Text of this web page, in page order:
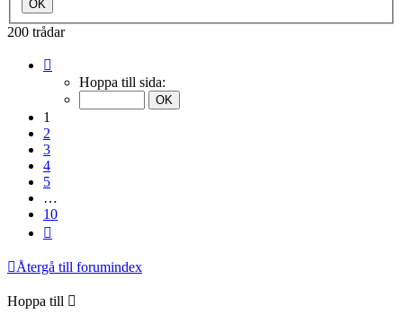
200 trådar
Hoppa till sida:
1
2
3
4
5
…
10
Återgå till forumindex
Hoppa till